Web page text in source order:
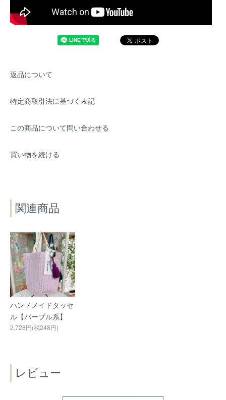
返品について
特定商取引法に基づく表記
この商品について問い合わせる
買い物を続ける
関連商品
ハンドメイドタッセ
ル【パープル系】
2,728円(税248円)
レビュー